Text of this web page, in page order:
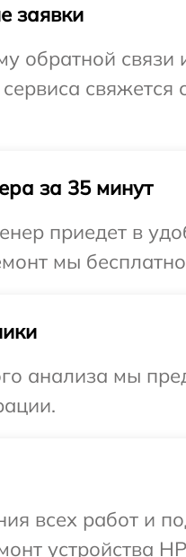
заявки
обратной связи
за 35 минут
приедет в
мы
анализа мы
всех работ и
устройства